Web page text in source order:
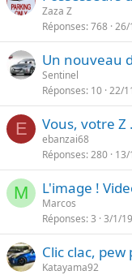
Zaza Z
Réponses 768 26/
Un nouveau
Sentinel
Réponses 10 22/
E Vous, votre Z
ebanzai68
Réponses 280
M L'image !
Marcos
Réponses 3 3/1/19
Clic clac,
Katayama92